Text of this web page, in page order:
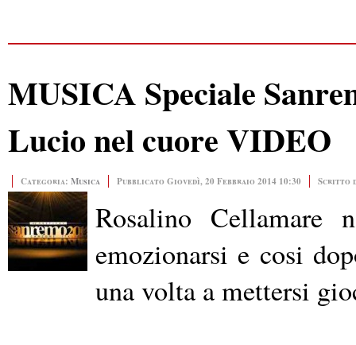
MUSICA Speciale
Lucio nel cuore VIDEO
Categoria: Musica Pubblicato Giovedì, 20 Febbraio 2014 10:30 Scritto
Rosalino
emozionarsi e cosi
una volta a mettersi